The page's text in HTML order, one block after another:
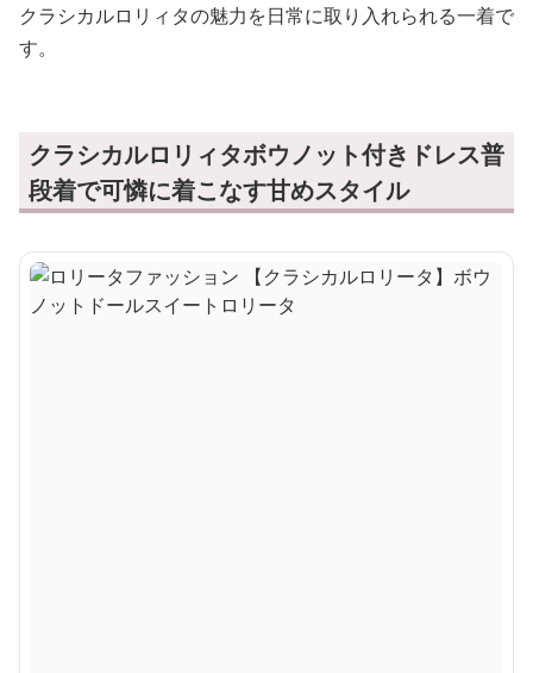
クラシカルロリィタの魅力を日常に取り入れられる一着で
す。
クラシカルロリィタボウノット付きドレス普
段着で可憐に着こなす甘めスタイル